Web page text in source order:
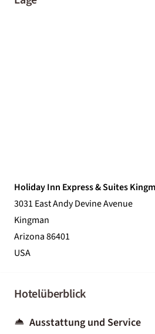
Holiday Inn Express & Suites
3031 East Andy Devine Avenue
Kingman
Arizona 86401
USA
Hotelüberblick
Ausstattung und Service